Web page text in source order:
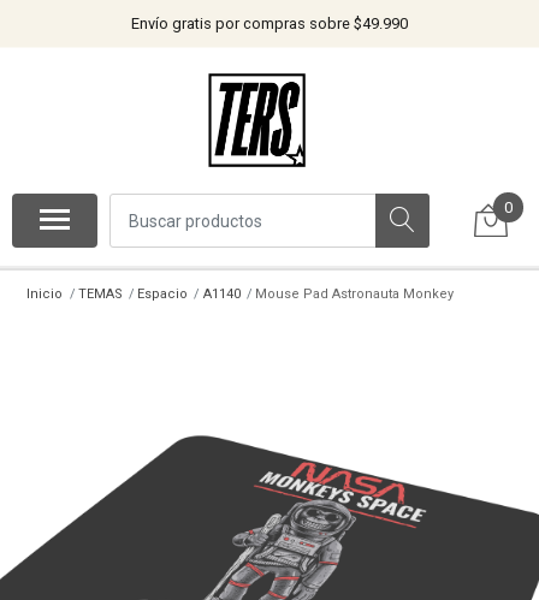
Envío gratis por compras sobre $49.990
0
Inicio TEMAS Espacio A1140 Mouse Pad Astronauta Monkey